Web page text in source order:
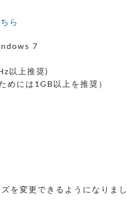
ら
7
以上推奨)
めには1GB以上を推奨）
を変更できるようになりま